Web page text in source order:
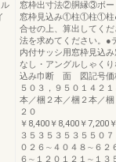
窓枠出寸法②胴縁③ボー
窓枠見込み①柱①柱①柱
合せの上、算出してく
法を求めてください。●
内付サッシ用窓枠見込
なし・アングルしゃく
込み巾断 面 図記号価
５０３，９５０１４２
本／梱２本／梱２本／
２０
￥8,400￥8,400￥7,200
３５３５３５３５５０
０２６∼４０４８∼６２
６∼１２０１２１∼１３